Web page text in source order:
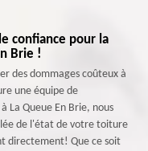
confiance pour la
Brie !
des dommages coûteux à
une équipe de
La Queue En Brie, nous
de l'état de votre toiture
directement! Que ce soit